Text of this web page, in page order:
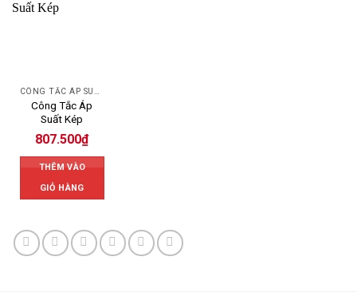
CÔNG TẮC ÁP SUẤT SAGINOMIYA
Công Tắc Áp
Suất Kép
807.500₫
THÊM VÀO
GIỎ HÀNG